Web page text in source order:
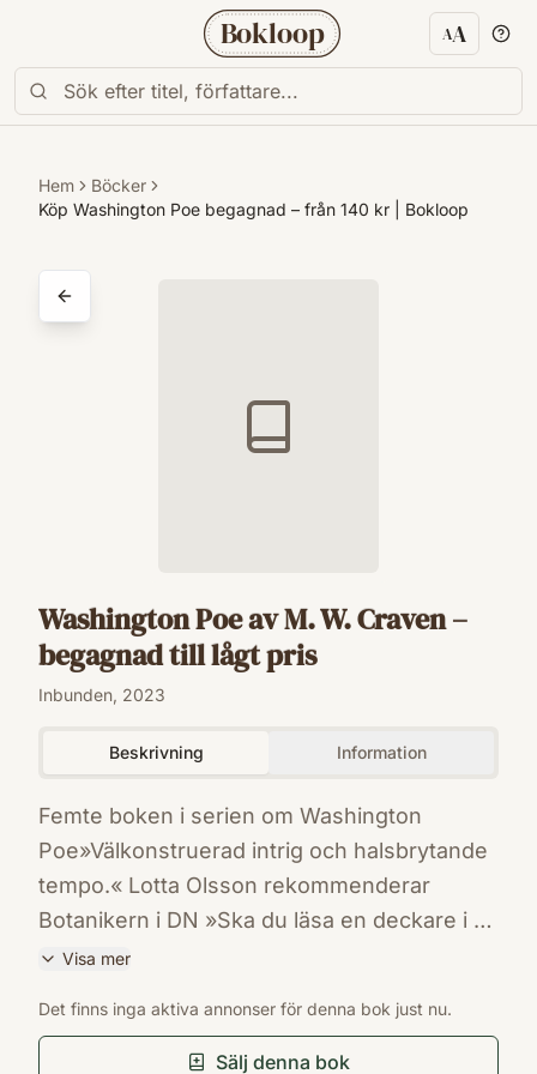
Bokloop AA
Hem
Böcker
Köp Washington Poe begagnad – från 140 kr | Bokloop
Washington Poe av M. W. Craven –
begagnad till lågt pris
Inbunden, 2023
Beskrivning Information
Femte boken i serien om Washington
Poe»Välkonstruerad intrig och halsbrytande
tempo.« Lotta Olsson rekommenderar
Botanikern i DN »Ska du läsa en deckare i år
så är valet självklart, Botanikern är ett
spännande och trogna läsare kommer
förmodligen framgent få trängas med
Visa mer
9789180638746
Det finns inga aktiva annonser för denna bok just nu.
Sälj denna bok